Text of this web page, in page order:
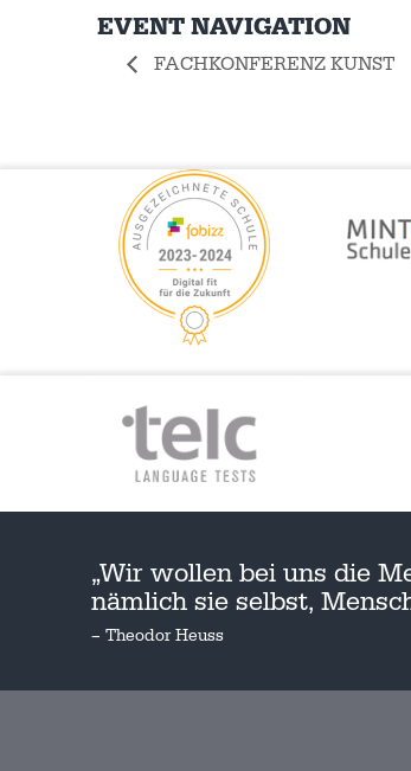
EVENT NAVIGATION
FACHKONFERENZ KUNST
„Wir wollen bei uns die
nämlich sie selbst,
– Theodor Heuss